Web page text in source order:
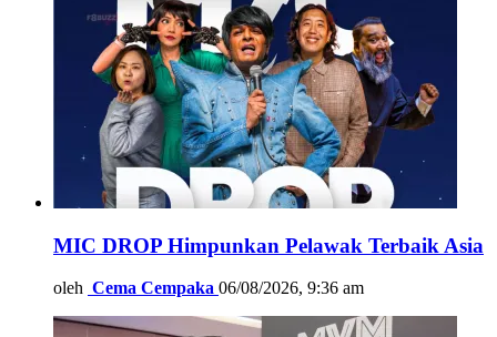
MIC DROP Himpunkan Pelawak Terbaik Asia
oleh Cema Cempaka 06/08/2026, 9:36 am